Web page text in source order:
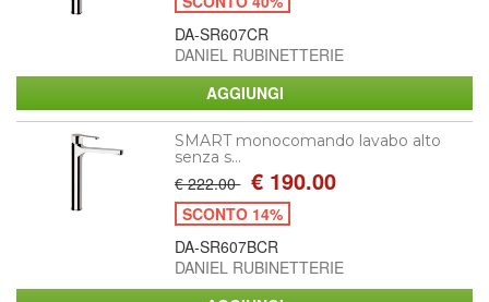
DA-SR607CR
DANIEL RUBINETTERIE
SMART monocomando lavabo alto
senza s...
€ 222.00 € 190.00
SCONTO 14%
DA-SR607BCR
DANIEL RUBINETTERIE